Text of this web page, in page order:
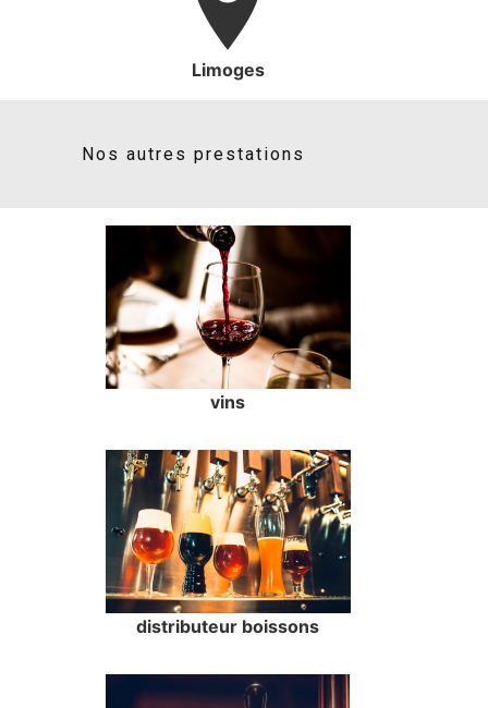
Limoges
Nos autres prestations
vins
distributeur boissons